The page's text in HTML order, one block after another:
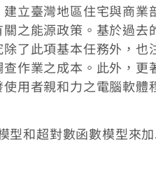
立臺灣地區住宅與商業
之能源政策。基於過去
了此項基本任務外，也
作業之成本。此外，更
用者親和力之電腦軟體
型和超對數函數模型來